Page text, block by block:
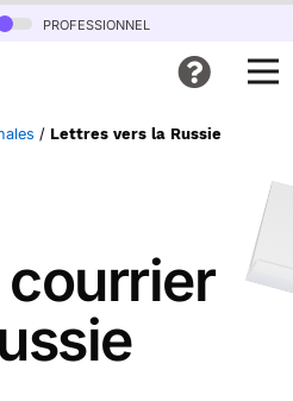
professionnel
/ Lettres vers la Russie
courrier